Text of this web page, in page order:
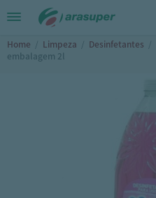
Home / Limpeza / Desinfetantes /
embalagem 2l